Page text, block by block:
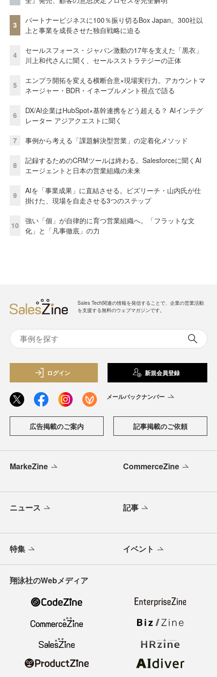
3
パートナービジネスに100％振り切るBox Japan。300社以
上と事業を成長させた独自戦略に迫る
4
セールスフォース・ジャパン激動の17年を支えた「黒衣」
川上和代さんに聞く、セールスストラテジーの正体
5
エンプラ開拓を変える横断合意×現場実行力。アカウントマ
ネージャー・BDR・イネーブルメント視点で語る
6
DX/AI企業はHubSpot×基幹連携をどう超える？ AIインテグ
レーター アジアクエストに聞く
7 事例から考える「課題解決型営業」の定着化メソッド
8
記録するためのCRMツールは終わる。Salesforceに聞くAI
エージェントと日本の営業組織の未来
9
AIを「事業成果」に直結させる。ビズリーチ・山内氏が仕
掛けた、現場を自走させる3つのステップ
10
強い「個」が自律的に育つ営業組織へ。「フラットな文
化」と「凡事徹底」の力
Sales Tech関連の情報を発信することで、企業の営業活動
を支援する無料のウェブマガジンです。
ログイン 新規会員登録
メールバックナンバー
広告掲載のご案内 記事掲載のご依頼
MarkeZine CommerceZine
ニュース 記事
特集 イベント
翔泳社のWebメディア